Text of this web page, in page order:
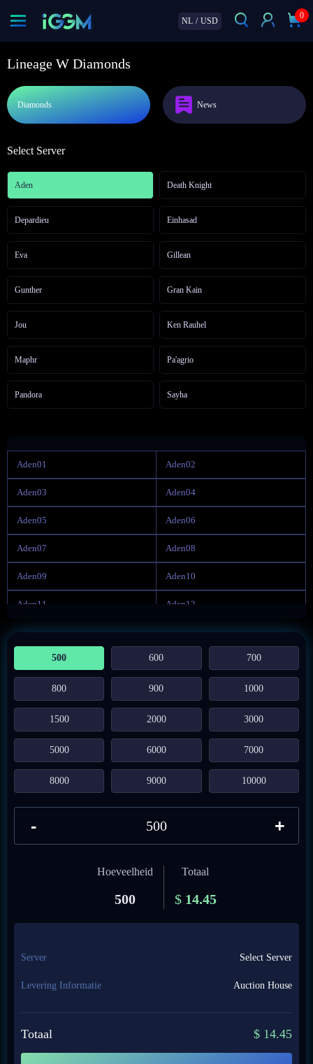
NL / USD
0
Lineage W Diamonds
Diamonds News
Select Server
Aden Death Knight
Depardieu Einhasad
Eva Gillean
Gunther Gran Kain
Jou Ken Rauhel
Maphr Pa'agrio
Pandora Sayha
Aden01 Aden02
Aden03 Aden04
Aden05 Aden06
Aden07 Aden08
Aden09 Aden10
Aden11 Aden12
500 600 700
800 900 1000
1500 2000 3000
5000 6000 7000
8000 9000 10000
- +
Hoeveelheid
500
Totaal
$ 14.45
Server Select Server
Levering Informatie Auction House
Totaal $ 14.45